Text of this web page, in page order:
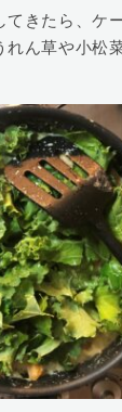
てきたら、ケ
れん草や小松